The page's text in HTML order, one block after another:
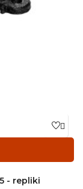

- repliki